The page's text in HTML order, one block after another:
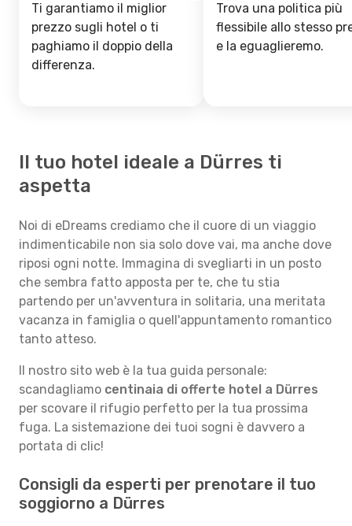
Ti garantiamo il miglior
prezzo sugli hotel o ti
paghiamo il doppio della
differenza.
Trova una politica più
flessibile allo stesso
e la eguaglieremo.
Il tuo hotel ideale a Dürres ti
aspetta
Noi di eDreams crediamo che il cuore di un viaggio
indimenticabile non sia solo dove vai, ma anche dove
riposi ogni notte. Immagina di svegliarti in un posto
che sembra fatto apposta per te, che tu stia
partendo per un'avventura in solitaria, una meritata
vacanza in famiglia o quell'appuntamento romantico
tanto atteso.
Il nostro sito web è la tua guida personale:
scandagliamo centinaia di offerte hotel a Dürres
per scovare il rifugio perfetto per la tua prossima
fuga. La sistemazione dei tuoi sogni è davvero a
portata di clic!
Consigli da esperti per prenotare il tuo
soggiorno a Dürres